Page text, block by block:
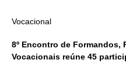
Vocacional
8º Encontro de Formandos,
Vocacionais reúne 45